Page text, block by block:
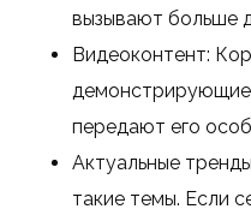
вызывают больше
Видеоконтент:
демонстрирующие
передают его
Актуальные
такие темы. Если